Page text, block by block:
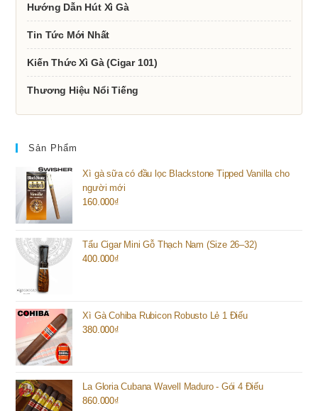
Hướng Dẫn Hút Xì Gà
Tin Tức Mới Nhất
Kiến Thức Xì Gà (Cigar 101)
Thương Hiệu Nổi Tiếng
Sản Phẩm
Xì gà sữa có đầu lọc Blackstone Tipped Vanilla cho
người mới
160.000₫
Tẩu Cigar Mini Gỗ Thạch Nam (Size 26–32)
400.000₫
Xì Gà Cohiba Rubicon Robusto Lẻ 1 Điếu
380.000₫
La Gloria Cubana Wavell Maduro - Gói 4 Điếu
860.000₫